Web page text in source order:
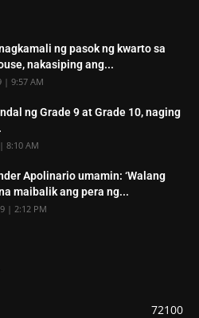
ng pasok ng kwarto sa
nakasiping ang...
| 9:57 AM
ng Grade 9 at Grade 10, naging
8:10 AM
Apolinario umamin: ‘Walang
maibalik ang pera ng...
| 2:12 PM
72100